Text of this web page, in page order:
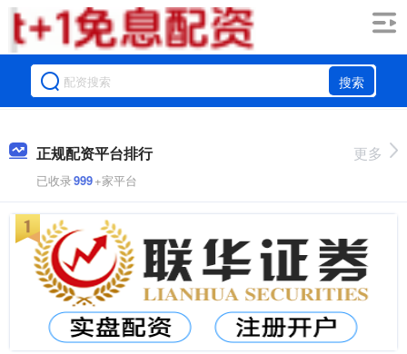
搜索
正规配资平台排行
已收录999+家平台
更多